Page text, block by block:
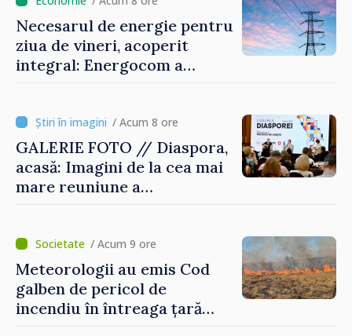
Necesarul de energie pentru
ziua de vineri, acoperit
integral: Energocom a
/ Acum 8 ore
GALERIE FOTO // Diaspora,
acasă: Imagini de la cea mai
mare reuniune a
/ Acum 9 ore
Meteorologii au emis Cod
galben de pericol de
incendiu în întreaga țară